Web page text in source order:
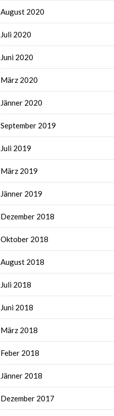
August 2020
Juli 2020
Juni 2020
März 2020
Jänner 2020
September 2019
Juli 2019
März 2019
Jänner 2019
Dezember 2018
Oktober 2018
August 2018
Juli 2018
Juni 2018
März 2018
Feber 2018
Jänner 2018
Dezember 2017